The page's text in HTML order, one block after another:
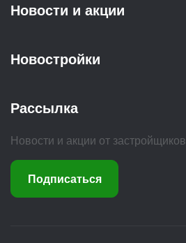
Новости и акции
Новостройки
Рассылка
Новости и акции от застройщиков
Подписаться